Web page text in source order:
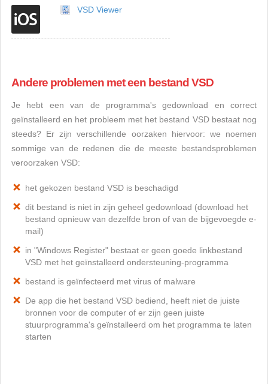
VSD Viewer
Andere problemen met een bestand VSD
Je hebt een van de programma's gedownload en correct
geïnstalleerd en het probleem met het bestand VSD bestaat nog
steeds? Er zijn verschillende oorzaken hiervoor: we noemen
sommige van de redenen die de meeste bestandsproblemen
veroorzaken VSD:
het gekozen bestand VSD is beschadigd
dit bestand is niet in zijn geheel gedownload (download het
bestand opnieuw van dezelfde bron of van de bijgevoegde e-
mail)
in "Windows Register" bestaat er geen goede linkbestand
VSD met het geïnstalleerd ondersteuning-programma
bestand is geïnfecteerd met virus of malware
De app die het bestand VSD bediend, heeft niet de juiste
bronnen voor de computer of er zijn geen juiste
stuurprogramma's geïnstalleerd om het programma te laten
starten